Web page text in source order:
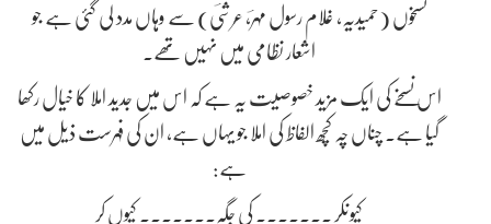
نسخوں (حمیدیہ، غلام رسول مہرؔ، عرشیؔ) سے وہاں مدد لی گئی ہے جو
اشعار نظامی میں نہیں تھے۔
اس نسخے کی ایک مزید خصوصیت یہ ہے کہ اس میں جدید املا کا خیال رکھا
گیا ہے۔ چناں چہ کچھ الفاظ کی املا جو یہاں ہے، ان کی فہرست ذیل میں
ہے:
کیونکر ۔۔۔۔۔۔۔ کی جگہ۔۔۔۔۔۔۔ کیوں کر